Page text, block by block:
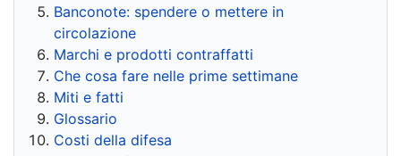
Banconote: spendere o mettere in
circolazione
Marchi e prodotti contraffatti
Che cosa fare nelle prime settimane
Miti e fatti
Glossario
Costi della difesa